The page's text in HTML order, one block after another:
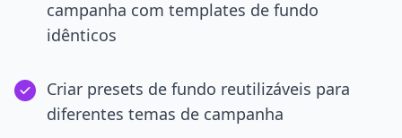
campanha com templates de fundo
idênticos
Criar presets de fundo reutilizáveis para
diferentes temas de campanha